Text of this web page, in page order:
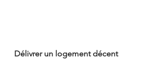
Délivrer un logement décent